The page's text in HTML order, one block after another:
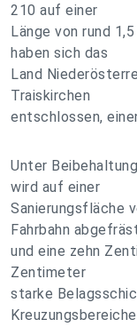
210 auf einer
Länge von rund
haben sich das
Land
Traiskirchen
entschlossen,
Unter
wird auf einer
Sanierungsfläche
Fahrbahn
und eine zehn
Zentimeter
starke